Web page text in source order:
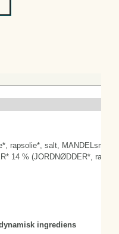
rapsolie*, salt,
14 % (JORDNØDDER*,
ingrediens